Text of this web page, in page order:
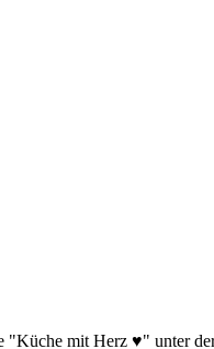
mit Herz ♥️" unter